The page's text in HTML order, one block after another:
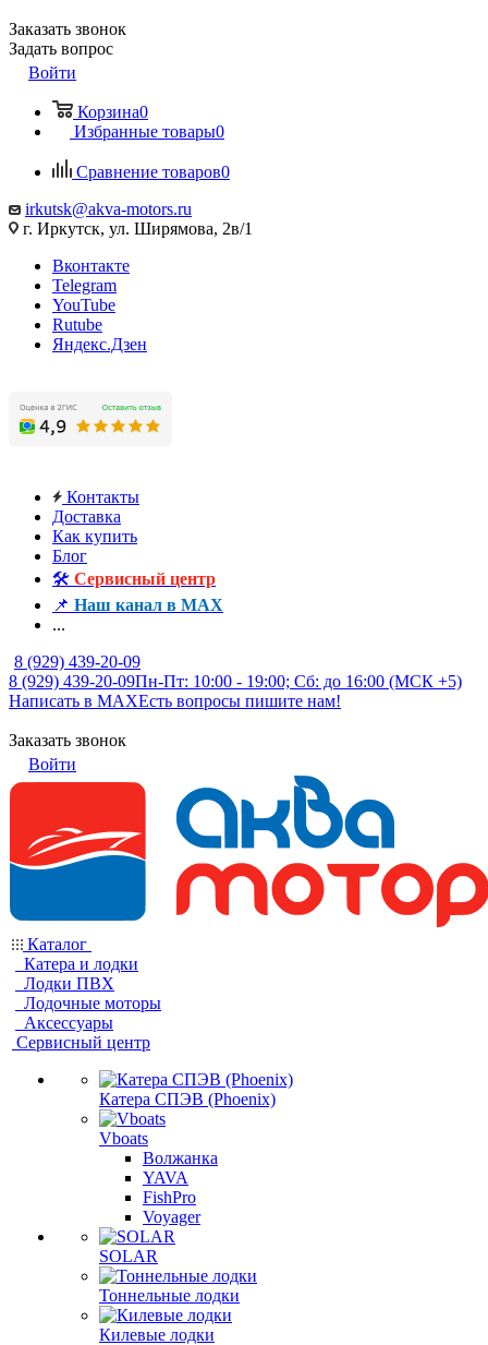
Заказать звонок
Задать вопрос
Войти
Корзина0
Избранные товары0
Сравнение товаров0
irkutsk@akva-motors.ru
г. Иркутск, ул. Ширямова, 2в/1
Вконтакте
Telegram
YouTube
Rutube
Яндекс.Дзен
Контакты
Доставка
Как купить
Блог
🛠️ Сервисный центр
📌 Наш канал в MAX
...
8 (929) 439-20-09
8 (929) 439-20-09Пн-Пт: 10:00 - 19:00; Сб: до 16:00 (МСК +5)
Написать в MAXЕсть вопросы пишите нам!
Заказать звонок
Войти
Каталог
Катера и лодки
Лодки ПВХ
Лодочные моторы
Аксессуары
Сервисный центр
Катера СПЭВ (Phoenix)
Vboats
Волжанка
YAVA
FishPro
Voyager
SOLAR
Тоннельные лодки
Килевые лодки